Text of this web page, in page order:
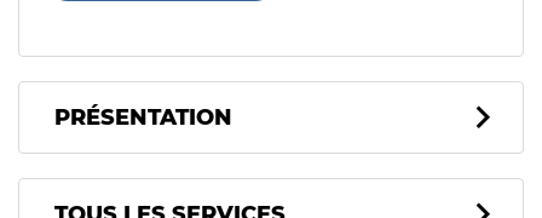
PRÉSENTATION
Tous les services